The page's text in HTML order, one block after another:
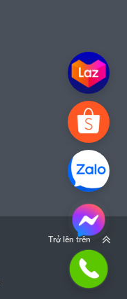
Trở lên trên